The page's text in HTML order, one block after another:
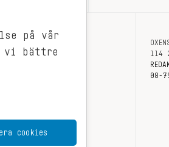
114
08-
på vår
vi bättre
cookies